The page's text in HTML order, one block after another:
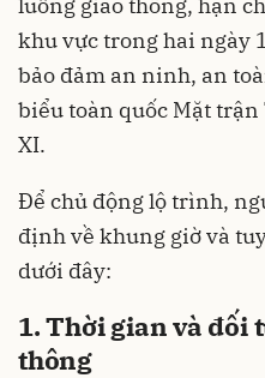
khu vực trong hai ngày
bảo đảm an ninh, an
biểu toàn quốc Mặt
XI.
Để chủ động lộ trình,
định về khung giờ và
dưới đây:
1. Thời gian và đối
thông